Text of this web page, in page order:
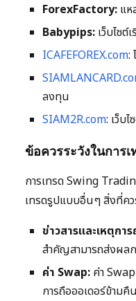
ForexFactory: แห
Babypips: เว็บไซ
ICAFEFOREX.com:
ลงทุน
SIAM2R.com: เว็บ
ข้อควรระวังในการ
การเทรด Swing
เทรดรูปแบบอื่นๆ สิ่งที่คว
ข่าวสารและเหตุก
สำคัญสามารถส่งผล
ค่า Swap: ค่า
การถือออเดอร์ข้ามคืน